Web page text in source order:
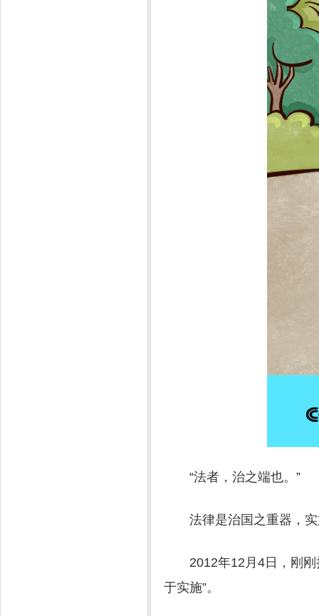
“法者，治之端也。”
法律是治国之重器，
2012年12月4日，刚
于实施”。